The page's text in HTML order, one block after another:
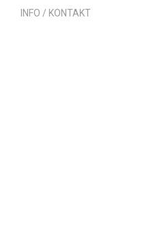
INFO / KONTAKT